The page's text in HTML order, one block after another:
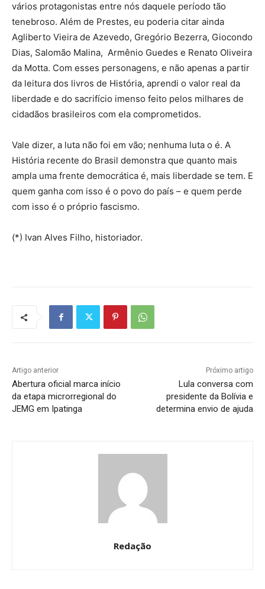
vários protagonistas entre nós daquele período tão
tenebroso. Além de Prestes, eu poderia citar ainda
Agliberto Vieira de Azevedo, Gregório Bezerra, Giocondo
Dias, Salomão Malina, Armênio Guedes e Renato Oliveira
da Motta. Com esses personagens, e não apenas a partir
da leitura dos livros de História, aprendi o valor real da
liberdade e do sacrifício imenso feito pelos milhares de
cidadãos brasileiros com ela comprometidos.
Vale dizer, a luta não foi em vão; nenhuma luta o é. A
História recente do Brasil demonstra que quanto mais
ampla uma frente democrática é, mais liberdade se tem. E
quem ganha com isso é o povo do país – e quem perde
com isso é o próprio fascismo.
(*) Ivan Alves Filho, historiador.
Artigo anterior
Abertura oficial marca início
da etapa microrregional do
JEMG em Ipatinga
Próximo artigo
Lula conversa com
presidente da Bolívia e
determina envio de ajuda
Redação